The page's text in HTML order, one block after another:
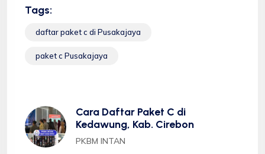
Tags:
daftar paket c di Pusakajaya
paket c Pusakajaya
Cara Daftar Paket C di
Kedawung, Kab. Cirebon
PKBM INTAN